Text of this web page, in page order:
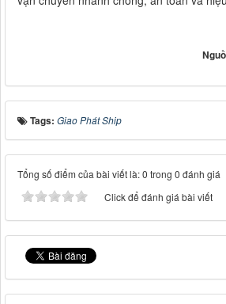
Tags: Giao Phát Ship
Tổng số điểm của bài viết là: 0 trong 0 đánh giá
Click để đánh giá bài viết